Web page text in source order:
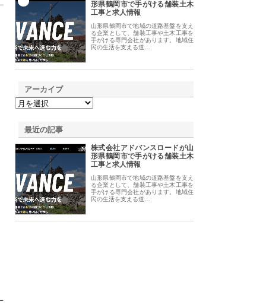
形県鶴岡市で手がける舗装土木
工事と求人情報
山形県鶴岡市で地域の道路基盤を支え
る企業として、舗装工事や土木工事を
手がける専門会社があります。地域住
民の生活を支える道…
アーカイブ
最近の記事
株式会社アドバンスロードが山
形県鶴岡市で手がける舗装土木
工事と求人情報
山形県鶴岡市で地域の道路基盤を支え
る企業として、舗装工事や土木工事を
手がける専門会社があります。地域住
民の生活を支える道…